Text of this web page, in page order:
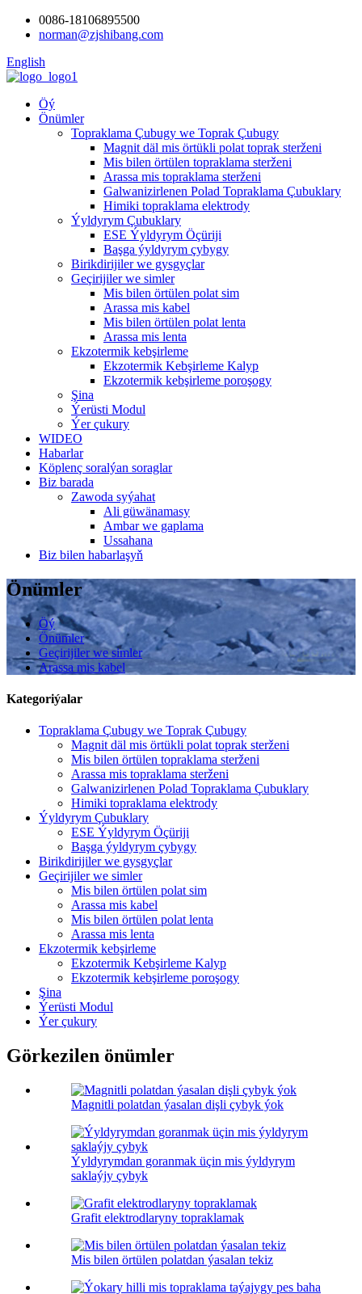
0086-18106895500
norman@zjshibang.com
English
Öý
Önümler
Topraklama Çubugy we Toprak Çubugy
Magnit däl mis örtükli polat toprak sterženi
Mis bilen örtülen topraklama sterženi
Arassa mis topraklama sterženi
Galwanizirlenen Polad Topraklama Çubuklary
Himiki topraklama elektrody
Ýyldyrym Çubuklary
ESE Ýyldyrym Öçüriji
Başga ýyldyrym çybygy
Birikdirijiler we gysgyçlar
Geçirijiler we simler
Mis bilen örtülen polat sim
Arassa mis kabel
Mis bilen örtülen polat lenta
Arassa mis lenta
Ekzotermik kebşirleme
Ekzotermik Kebşirleme Kalyp
Ekzotermik kebşirleme poroşogy
Şina
Ýerüsti Modul
Ýer çukury
WIDEO
Habarlar
Köplenç soralýan soraglar
Biz barada
Zawoda syýahat
Ali güwänamasy
Ambar we gaplama
Ussahana
Biz bilen habarlaşyň
Önümler
Öý
Önümler
Geçirijiler we simler
Arassa mis kabel
Kategoriýalar
Topraklama Çubugy we Toprak Çubugy
Magnit däl mis örtükli polat toprak sterženi
Mis bilen örtülen topraklama sterženi
Arassa mis topraklama sterženi
Galwanizirlenen Polad Topraklama Çubuklary
Himiki topraklama elektrody
Ýyldyrym Çubuklary
ESE Ýyldyrym Öçüriji
Başga ýyldyrym çybygy
Birikdirijiler we gysgyçlar
Geçirijiler we simler
Mis bilen örtülen polat sim
Arassa mis kabel
Mis bilen örtülen polat lenta
Arassa mis lenta
Ekzotermik kebşirleme
Ekzotermik Kebşirleme Kalyp
Ekzotermik kebşirleme poroşogy
Şina
Ýerüsti Modul
Ýer çukury
Görkezilen önümler
Magnitli polatdan ýasalan dişli çybyk ýok
Ýyldyrymdan goranmak üçin mis ýyldyrym
saklaýjy çybyk
Grafit elektrodlaryny topraklamak
Mis bilen örtülen polatdan ýasalan tekiz